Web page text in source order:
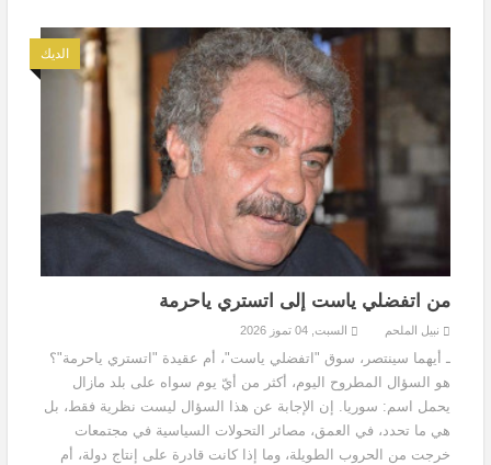
الديك
من اتفضلي ياست إلى اتستري ياحرمة
نبيل الملحم السبت, 04 تموز 2026
ـ أيهما سينتصر، سوق "اتفضلي ياست"، أم عقيدة "اتستري ياحرمة"؟
هو السؤال المطروح اليوم، أكثر من أيّ يوم سواه على بلد مازال
يحمل اسم: سوريا. إن الإجابة عن هذا السؤال ليست نظرية فقط، بل
هي ما تحدد، في العمق، مصائر التحولات السياسية في مجتمعات
خرجت من الحروب الطويلة، وما إذا كانت قادرة على إنتاج دولة، أم